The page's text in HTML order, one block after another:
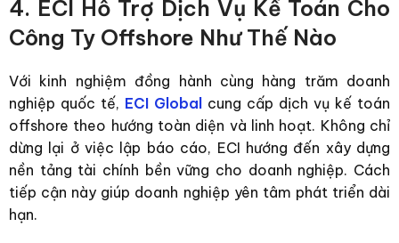
4. ECI Hỗ Trợ Dịch Vụ Kế Toán Cho
Công Ty Offshore Như Thế Nào
Với kinh nghiệm đồng hành cùng hàng trăm doanh
nghiệp quốc tế, ECI Global cung cấp dịch vụ kế toán
offshore theo hướng toàn diện và linh hoạt. Không chỉ
dừng lại ở việc lập báo cáo, ECI hướng đến xây dựng
nền tảng tài chính bền vững cho doanh nghiệp. Cách
tiếp cận này giúp doanh nghiệp yên tâm phát triển dài
hạn.